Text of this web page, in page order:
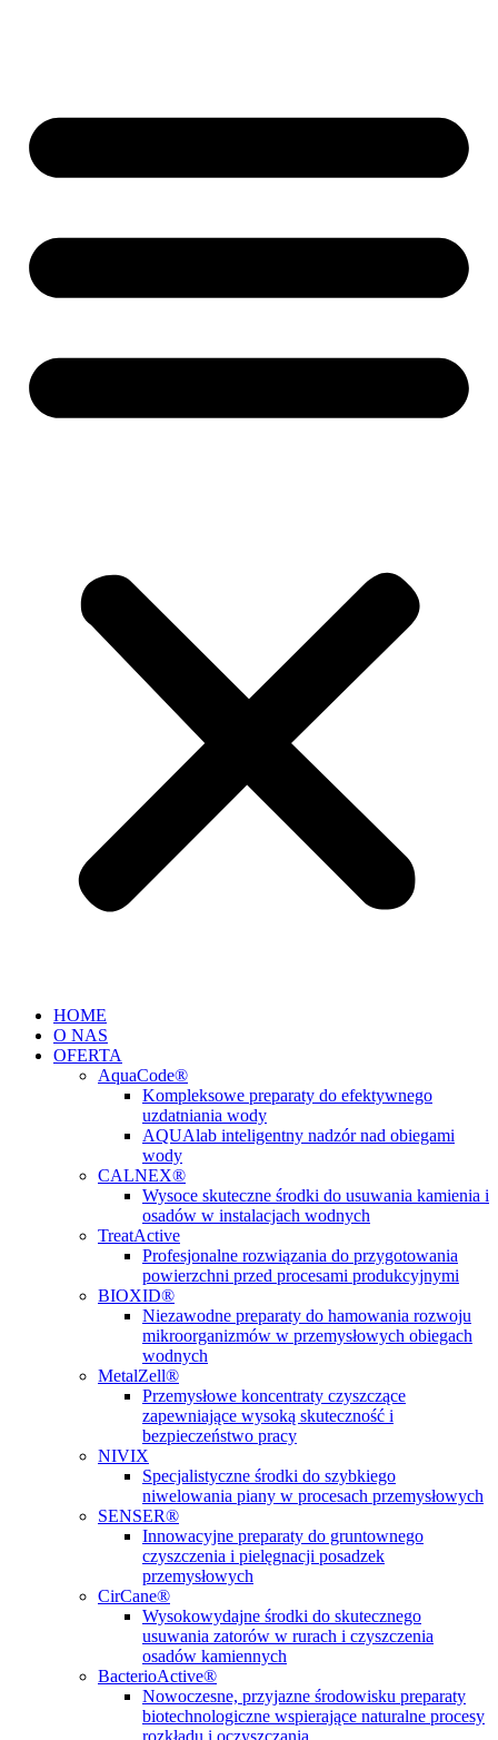
HOME
O NAS
OFERTA
AquaCode®
Kompleksowe preparaty do efektywnego
uzdatniania wody
AQUAlab inteligentny nadzór nad obiegami
wody
CALNEX®
Wysoce skuteczne środki do usuwania kamienia i
osadów w instalacjach wodnych
TreatActive
Profesjonalne rozwiązania do przygotowania
powierzchni przed procesami produkcyjnymi
BIOXID®
Niezawodne preparaty do hamowania rozwoju
mikroorganizmów w przemysłowych obiegach
wodnych
MetalZell®
Przemysłowe koncentraty czyszczące
zapewniające wysoką skuteczność i
bezpieczeństwo pracy
NIVIX
Specjalistyczne środki do szybkiego
niwelowania piany w procesach przemysłowych
SENSER®
Innowacyjne preparaty do gruntownego
czyszczenia i pielęgnacji posadzek
przemysłowych
CirCane®
Wysokowydajne środki do skutecznego
usuwania zatorów w rurach i czyszczenia
osadów kamiennych
BacterioActive®
Nowoczesne, przyjazne środowisku preparaty
biotechnologiczne wspierające naturalne procesy
rozkładu i oczyszczania